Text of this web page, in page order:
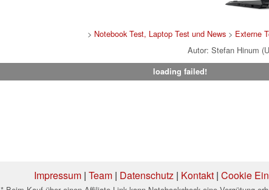
> Notebook Test, Laptop Test und News> Externe
Autor: Stefan Hinum
loading failed!
Impressum | Team | Datenschutz | Kontakt | Cookie